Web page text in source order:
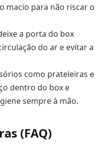
macio para não riscar o
a porta do box
do ar e evitar a
como prateleiras e
dentro do box e
sempre à mão.
(FAQ)